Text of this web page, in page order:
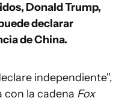
Donald Trump,
declarar
de China.
independiente",
con la cadena Fox